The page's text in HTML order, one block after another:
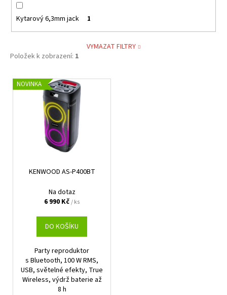
Kytarový 6,3mm jack 1
VYMAZAT FILTRY
Položek k zobrazení: 1
VNOVINKA
KENWOOD AS-P400BT
Na dotaz
6 990 Kč/ ks
DO KOŠÍKU
Party reproduktor
s Bluetooth, 100 W RMS,
USB, světelné efekty, True
Wireless, výdrž baterie až
8 h